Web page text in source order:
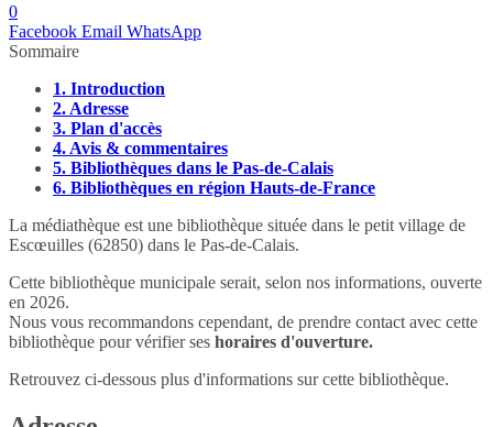
0
Facebook Email WhatsApp
Sommaire
1. Introduction
2. Adresse
3. Plan d'accès
4. Avis & commentaires
5. Bibliothèques dans le Pas-de-Calais
6. Bibliothèques en région Hauts-de-France
La médiathèque est une bibliothèque située dans le petit village de
Escœuilles (62850) dans le Pas-de-Calais.
Cette bibliothèque municipale serait, selon nos informations, ouverte
en 2026.
Nous vous recommandons cependant, de prendre contact avec cette
bibliothèque pour vérifier ses horaires d'ouverture.
Retrouvez ci-dessous plus d'informations sur cette bibliothèque.